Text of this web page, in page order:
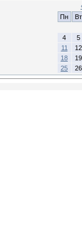
Пн
Вт
4
5
11
12
18
19
25
26